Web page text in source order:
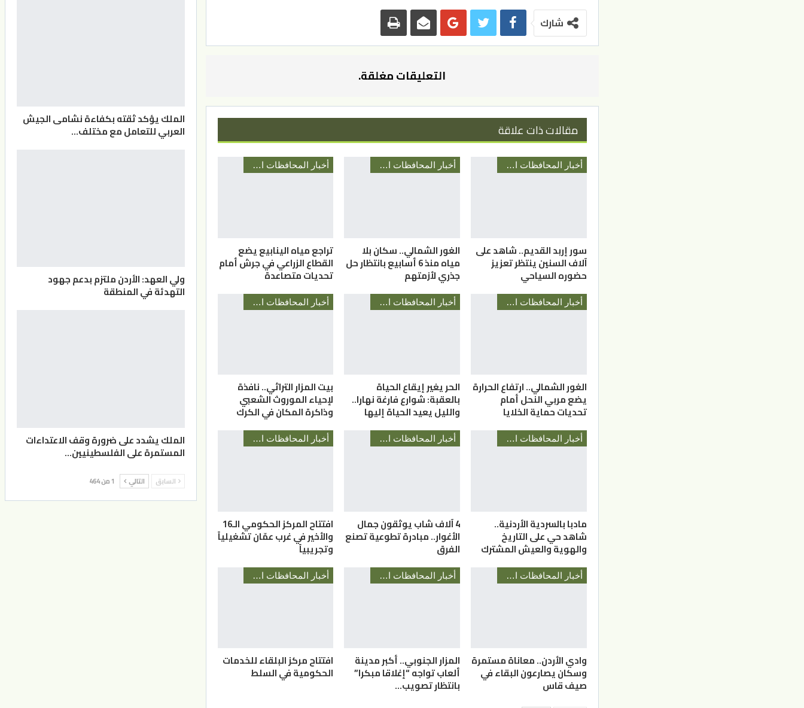
شارك
التعليقات مغلقة.
مقالات ذات علاقة
أخبار المحافظات الأردنية
سور إربد القديم.. شاهد على
آلاف السنين ينتظر تعزيز
حضوره السياحي
أخبار المحافظات الأردنية
الغور الشمالي.. سكان بلا
مياه منذ 6 أسابيع بانتظار حل
جذري لأزمتهم
أخبار المحافظات الأردنية
تراجع مياه الينابيع يضع
القطاع الزراعي في جرش أمام
تحديات متصاعدة
أخبار المحافظات الأردنية
الغور الشمالي.. ارتفاع الحرارة
يضع مربي النحل أمام
تحديات حماية الخلايا
أخبار المحافظات الأردنية
الحر يغير إيقاع الحياة
بالعقبة: شوارع فارغة نهارا..
والليل يعيد الحياة إليها
أخبار المحافظات الأردنية
بيت المزار التراثي.. نافذة
لإحياء الموروث الشعبي
وذاكرة المكان في الكرك
أخبار المحافظات الأردنية
مادبا بالسردية الأردنية..
شاهد حي على التاريخ
والهوية والعيش المشترك
أخبار المحافظات الأردنية
4 آلاف شاب يوثقون جمال
الأغوار.. مبادرة تطوعية تصنع
الفرق
أخبار المحافظات الأردنية
افتتاح المركز الحكومي الـ16
والأخير في غرب عمّان تشغيلياً
وتجريبياً
أخبار المحافظات الأردنية
وادي الأردن.. معاناة مستمرة
وسكان يصارعون البقاء في
صيف قاس
أخبار المحافظات الأردنية
المزار الجنوبي.. أكبر مدينة
ألعاب تواجه “إغلاقا مبكرا”
بانتظار تصويب…
أخبار المحافظات الأردنية
افتتاح مركز البلقاء للخدمات
الحكومية في السلط
الملك يؤكد ثقته بكفاءة نشامى الجيش
العربي للتعامل مع مختلف…
ولي العهد: الأردن ملتزم بدعم جهود
التهدئة في المنطقة
الملك يشدد على ضرورة وقف الاعتداءات
المستمرة على الفلسطينيين…
السابق التالي 1 من 464